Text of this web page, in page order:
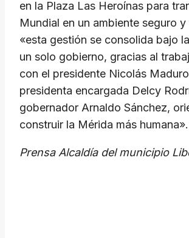
en la Plaza Las Heroínas para
Mundial en un ambiente seguro y
«esta gestión se consolida bajo
un solo gobierno, gracias al
con el presidente Nicolás
presidenta encargada Delcy
gobernador Arnaldo Sánchez,
construir la Mérida más humana».
Prensa Alcaldía del municipio